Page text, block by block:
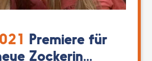
Premiere für
Zockerin...